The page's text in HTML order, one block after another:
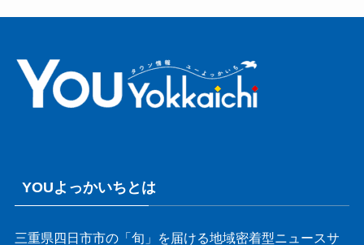
YOUよっかいちとは
三重県四日市市の「旬」を届ける地域密着型ニュースサ